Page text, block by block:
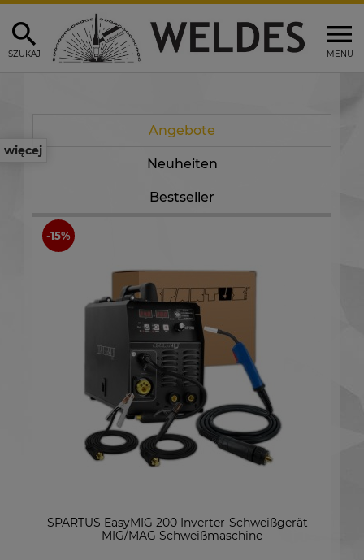
MENU
SZUKAJ
więcej
Angebote
Neuheiten
Bestseller
SPARTUS EasyMIG 200 Inverter-Schweißgerät –
MIG/MAG Schweißmaschine